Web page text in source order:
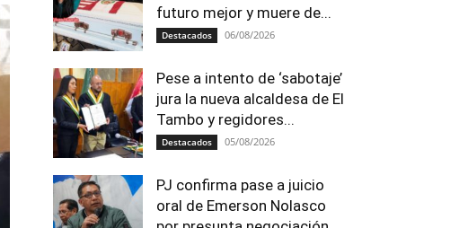
futuro mejor y muere de...
Destacados 06/08/2026
Pese a intento de ‘sabotaje’
jura la nueva alcaldesa de El
Tambo y regidores...
Destacados 05/08/2026
PJ confirma pase a juicio
oral de Emerson Nolasco